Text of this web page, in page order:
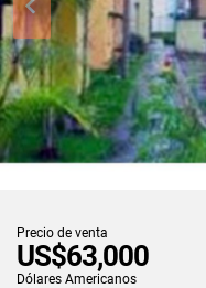
Precio de venta
US$63,000
Dólares Americanos